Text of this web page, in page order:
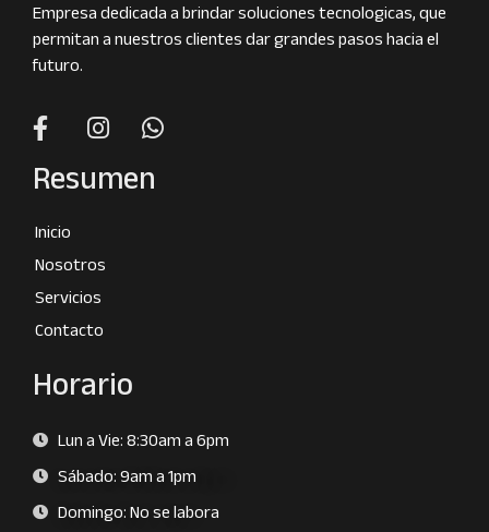
Empresa dedicada a brindar soluciones tecnologicas, que
permitan a nuestros clientes dar grandes pasos hacia el
futuro.
Resumen
Inicio
Nosotros
Servicios
Contacto
Horario
Lun a Vie: 8:30am a 6pm
Sábado: 9am a 1pm
Domingo: No se labora